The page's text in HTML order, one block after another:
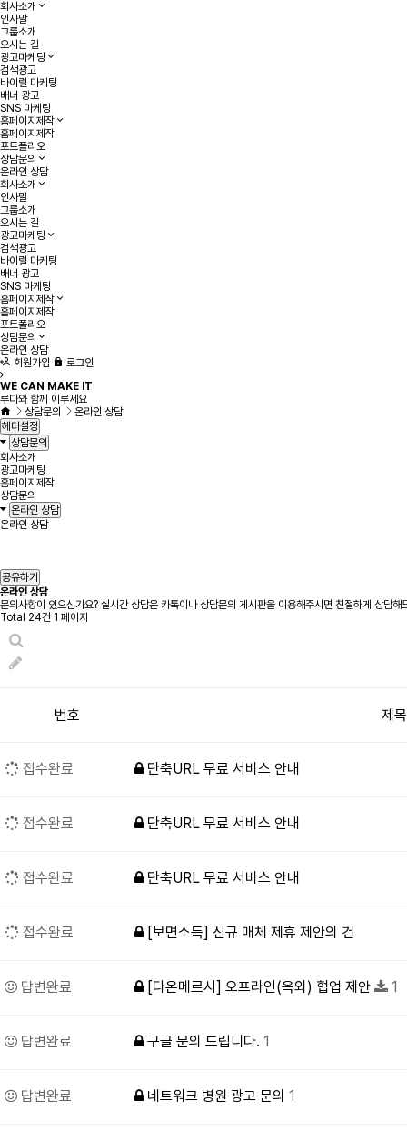
회사소개
인사말
그룹소개
오시는 길
광고마케팅
검색광고
바이럴 마케팅
배너 광고
SNS 마케팅
홈페이지제작
홈페이지제작
포트폴리오
상담문의
온라인 상담
회사소개
인사말
그룹소개
오시는 길
광고마케팅
검색광고
바이럴 마케팅
배너 광고
SNS 마케팅
홈페이지제작
홈페이지제작
포트폴리오
상담문의
온라인 상담
회원가입
로그인
WE CAN MAKE IT
루다와 함께 이루세요
상담문의
온라인 상담
헤더설정
상담문의
회사소개
광고마케팅
홈페이지제작
상담문의
온라인 상담
온라인 상담
공유하기
온라인 상담
문의사항이 있으신가요? 실시간 상담은 카톡이나 상담문의 게시판을 이용해주시면 친절하게 상담해
Total 24건 1 페이지
번호 제목
접수완료 단축URL 무료 서비스 안내
접수완료 단축URL 무료 서비스 안내
접수완료 단축URL 무료 서비스 안내
접수완료 [보면소득] 신규 매체 제휴 제안의 건
답변완료 [다온메르시] 오프라인(옥외) 협업 제안 1
답변완료 구글 문의 드립니다. 1
답변완료 네트워크 병원 광고 문의 1